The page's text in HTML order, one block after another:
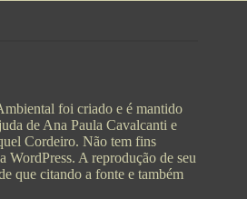
foi criado e é mantido
de Ana Paula Cavalcanti e
Cordeiro. Não tem fins
WordPress. A reprodução de seu
que citando a fonte e também